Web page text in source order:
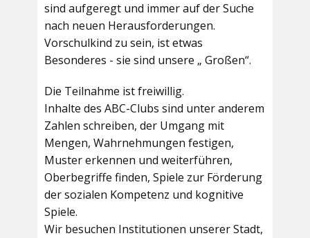
sind aufgeregt und immer auf der Suche
nach neuen Herausforderungen.
Vorschulkind zu sein, ist etwas
Besonderes - sie sind unsere „ Großen“.
Die Teilnahme ist freiwillig.
Inhalte des ABC-Clubs sind unter anderem
Zahlen schreiben, der Umgang mit
Mengen, Wahrnehmungen festigen,
Muster erkennen und weiterführen,
Oberbegriffe finden, Spiele zur Förderung
der sozialen Kompetenz und kognitive
Spiele.
Wir besuchen Institutionen unserer Stadt,